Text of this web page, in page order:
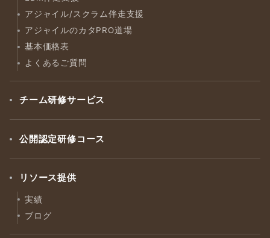
アジャイル/スクラム伴走支援
アジャイルのカタPRO道場
基本価格表
よくあるご質問
チーム研修サービス
公開認定研修コース
リソース提供
実績
ブログ